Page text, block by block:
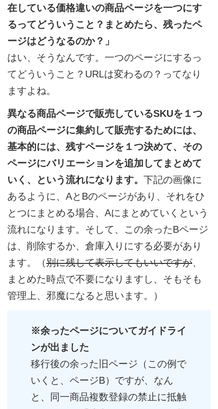
在している価格違いの商品ページを一つにす
るってどういうこと？まとめたら、残ったペ
ージはどうなるのか？」
はい、そうなんです。一つのページにするっ
てどういうこと？URLは変わるの？ってなり
ますよね。
異なる商品ページで販売しているSKUを１つ
の商品ページに集約して販売するためには、
基本的には、残すページを１つ決めて、その
ページにバリエーションを追加してまとめて
いく、という流れになります。 下記の画像に
あるように、AとBのページがあり、それをひ
とつにまとめる場合、Aにまとめていくという
流れになります。そして、この余ったBページ
は、削除するか、倉庫入りにする必要があり
ます。（別に残して表示してもいいですが、
まとめた時点で不要になりますし、そもそも
管理上、邪魔になると思います。）
※余ったページについてガイドライ
ンが出ました
移行後の余った旧ページ（この例で
いくと、ページB）ですが、なん
と、同一商品複数登録の禁止に抵触